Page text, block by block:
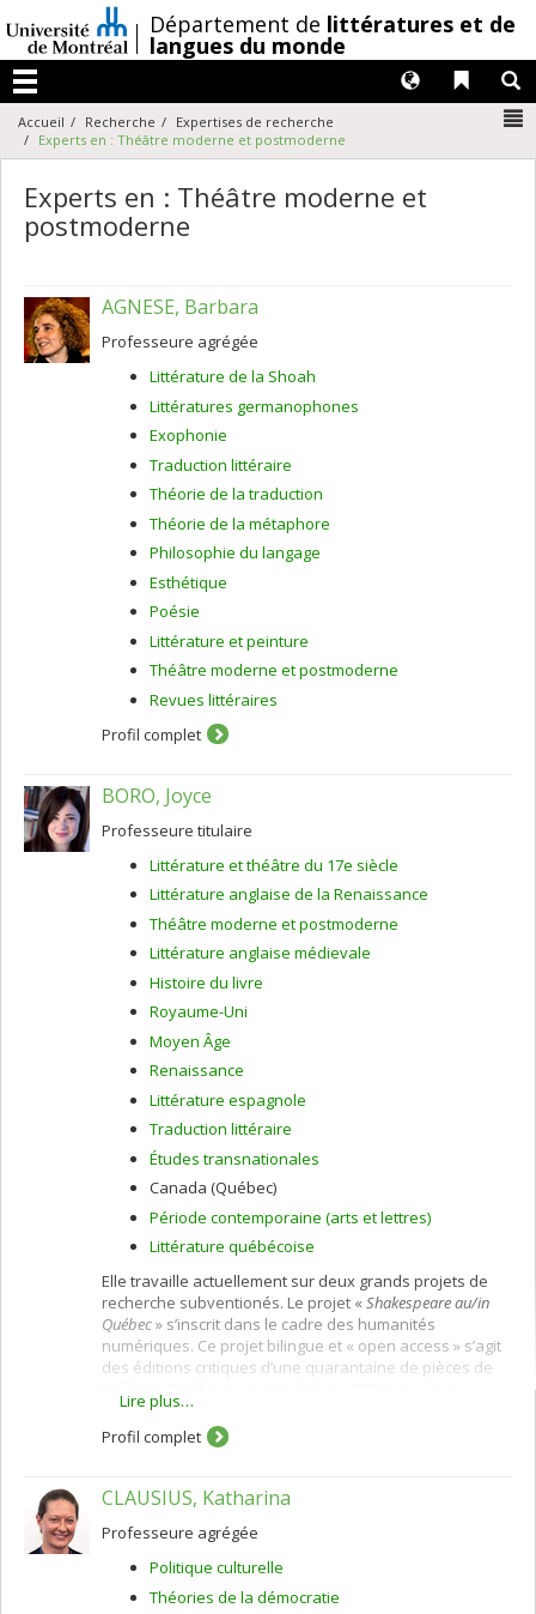
au
contenu
/Département de littératures et de
langues du monde
Menu
Liens
Langues
Accueil Recherche
Expertises de recherche
Experts en : Théâtre moderne et postmoderne
Experts en : Théâtre moderne et
postmoderne
AGNESE, Barbara
Professeure agrégée
Littérature de la Shoah
Littératures germanophones
Exophonie
Traduction littéraire
Théorie de la traduction
Théorie de la métaphore
Philosophie du langage
Esthétique
Poésie
Littérature et peinture
Théâtre moderne et postmoderne
Revues littéraires
Profil complet
BORO, Joyce
Professeure titulaire
Littérature et théâtre du 17e siècle
Littérature anglaise de la Renaissance
Théâtre moderne et postmoderne
Littérature anglaise médievale
Histoire du livre
Royaume-Uni
Moyen Âge
Renaissance
Littérature espagnole
Traduction littéraire
Études transnationales
Canada (Québec)
Période contemporaine (arts et lettres)
Littérature québécoise
Elle travaille actuellement sur deux grands projets de
recherche subventionés. Le projet «Shakespeare au/in
Québec» s’inscrit dans le cadre des humanités
numériques. Ce projet bilingue et « open access » s’agit
des éditions critiques d’une quarantaine de pièces de
adaptations des œuvres de Shakespeare. Ces éditions
seront appuyées et mises en contexte par une base de
données interactive qui contient l’histoire de chaque
dramaturges, auteurs et comédiens, des analyses
productions. L'autre projet de recherche actuel explore
la réception de la littérature espagnole au début de
l'Angleterre moderne en rendant compte des
circonstances entourant l'adaptation, la production, la
Lire plus…
Profil complet
CLAUSIUS, Katharina
Professeure agrégée
Politique culturelle
Théories de la démocratie